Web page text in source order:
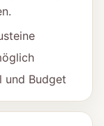
und Budget